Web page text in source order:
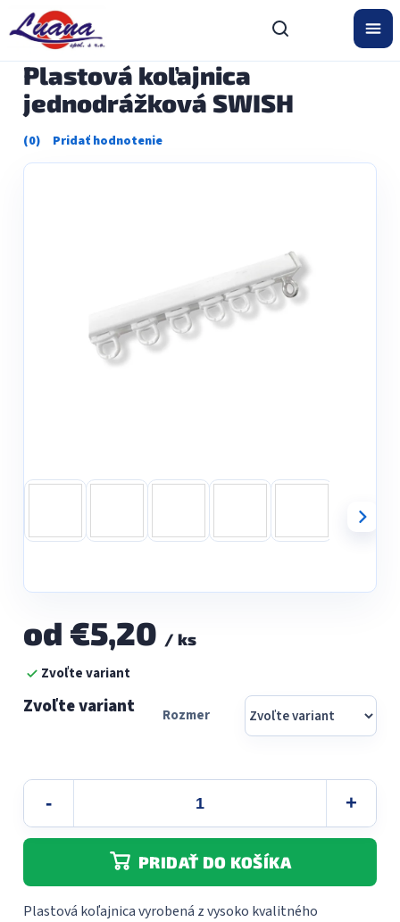
obsah
Plastová koľajnica
jednodrážková SWISH
Priemerné
hodnotenie
od €5,20 / ks
Jednotková
cena:Zvoľte variant
Rozmer
PRIDAŤ DO KOŠÍKA
Plastová koľajnica vyrobená z vysoko kvalitného